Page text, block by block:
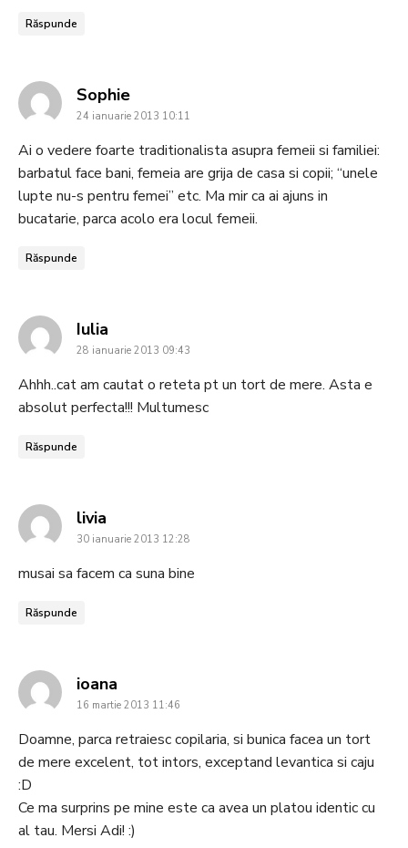
Răspunde
Sophiesays:
24 ianuarie 2013 10:11
Ai o vedere foarte traditionalista asupra femeii si familiei:
barbatul face bani, femeia are grija de casa si copii; “unele
lupte nu-s pentru femei” etc. Ma mir ca ai ajuns in
bucatarie, parca acolo era locul femeii.
Răspunde
Iulia
28 ianuarie 2013 09:43
Ahhh..cat am cautat o reteta pt un tort de mere. Asta e
absolut perfecta!!! Multumesc
Răspunde
livia
30 ianuarie 2013 12:28
musai sa facem ca suna bine
Răspunde
ioana
16 martie 2013 11:46
Doamne, parca retraiesc copilaria, si bunica facea un tort
de mere excelent, tot intors, exceptand levantica si caju
:D
Ce ma surprins pe mine este ca avea un platou identic cu
al tau. Mersi Adi! :)